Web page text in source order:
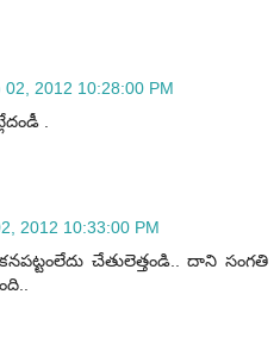
2012 10:28:00 PM
.
2012 10:33:00 PM
చేతులెత్తండి.. దాని సంగతి